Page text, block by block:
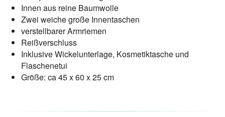
Innen aus reine Baumwolle
Zwei weiche große Innentaschen
verstellbarer Armriemen
Reißverschluss
Inklusive Wickelunterlage, Kosmetiktasche und
Flaschenetui
Größe: ca 45 x 60 x 25 cm